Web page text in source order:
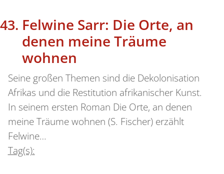
Felwine Sarr: Die Orte, an
denen meine Träume
wohnen
Seine großen Themen sind die Dekolonisation
Afrikas und die Restitution afrikanischer Kunst.
In seinem ersten Roman Die Orte, an denen
meine Träume wohnen (S. Fischer) erzählt
Felwine…
Tag(s):